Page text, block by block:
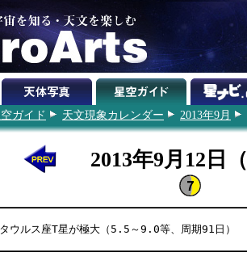
ガイド 天文現象カレンダー 2013年9月
2013年9月12日
ウルス座T星が極大（5.5～9.0等、周期91日）